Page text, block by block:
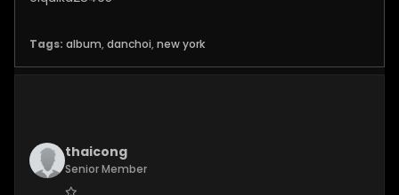
Tags: album, danchoi, new york
thaicong
Senior Member